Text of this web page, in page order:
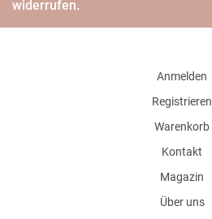
widerrufen.
Anmelden
Registrieren
Warenkorb
Kontakt
Magazin
Über uns